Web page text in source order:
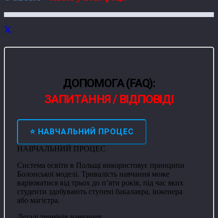
ДОПОМОГА (FAQ):
ЗАПИТАННЯ / ВІДПОВІДІ
⭐ НАВЧАЛЬНИЙ ПРОЦЕС
НАВЧАЛЬНИЙ ПРОЦЕС
Система освіти в Польщі використовує принципи
Болонської моделі. Тривалість навчання може
варіюватися від трьох до п’яти років, під час яких
студенти здобувають ступені бакалавра, інженера
або магістра.